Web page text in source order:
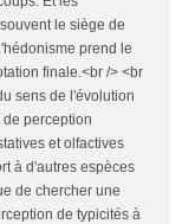
le siège de
prend le
finale.<br /> <br
sens de l'évolution
perception
et olfactives
à d'autres espèces
de chercher une
de typicités à